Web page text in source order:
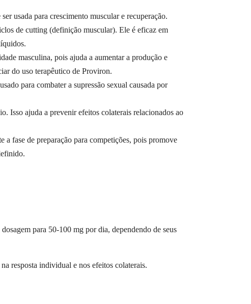
usada para crescimento muscular e recuperação.
de cutting (definição muscular). Ele é eficaz em
masculina, pois ajuda a aumentar a produção e
do uso terapêutico de Proviron.
para combater a supressão sexual causada por
Isso ajuda a prevenir efeitos colaterais relacionados ao
fase de preparação para competições, pois promove
para 50-100 mg por dia, dependendo de seus
resposta individual e nos efeitos colaterais.